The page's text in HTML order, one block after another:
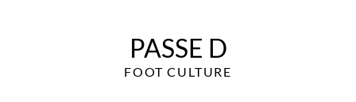
PASSE D
FOOT CULTURE